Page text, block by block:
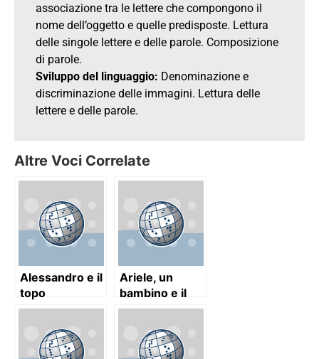
associazione tra le lettere che compongono il
nome dell’oggetto e quelle predisposte. Lettura
delle singole lettere e delle parole. Composizione
di parole.
Sviluppo del linguaggio: Denominazione e
discriminazione delle immagini. Lettura delle
lettere e delle parole.
Altre Voci Correlate
Alessandro e il
topo
meccanico
Ariele, un
bambino e il
mare 2